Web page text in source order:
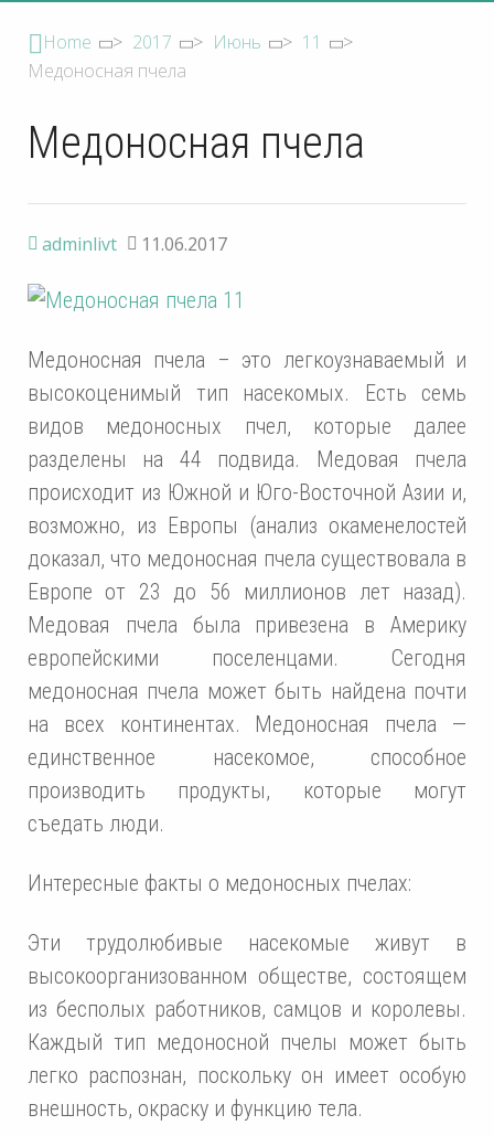
Home > 2017 > Июнь > 11
>
Медоносная пчела
Медоносная пчела
adminlivt 11.06.2017
Медоносная пчела – это легкоузнаваемый и
высокоценимый тип насекомых. Есть семь
видов медоносных пчел, которые далее
разделены на 44 подвида. Медовая пчела
происходит из Южной и Юго-Восточной Азии и,
возможно, из Европы (анализ окаменелостей
доказал, что медоносная пчела существовала в
Европе от 23 до 56 миллионов лет назад).
Медовая пчела была привезена в Америку
европейскими поселенцами. Сегодня
медоносная пчела может быть найдена почти
на всех континентах. Медоносная пчела —
единственное насекомое, способное
производить продукты, которые могут
съедать люди.
Интересные факты о медоносных пчелах:
Эти трудолюбивые насекомые живут в
высокоорганизованном обществе, состоящем
из бесполых работников, самцов и королевы.
Каждый тип медоносной пчелы может быть
легко распознан, поскольку он имеет особую
внешность, окраску и функцию тела.